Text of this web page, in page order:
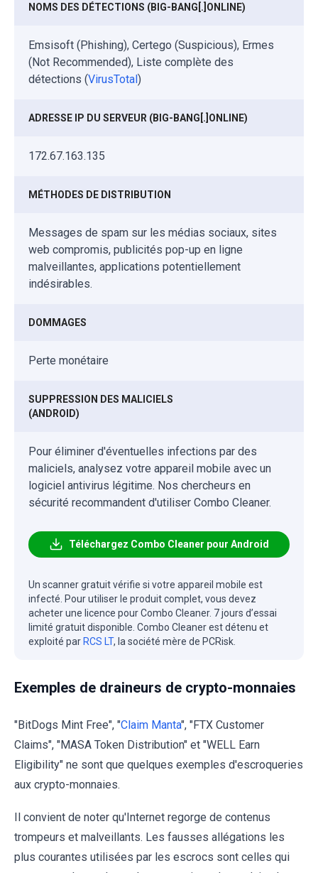
NOMS DES DÉTECTIONS (BIG-BANG[.]ONLINE)
Emsisoft (Phishing), Certego (Suspicious), Ermes
(Not Recommended), Liste complète des
détections (VirusTotal)
ADRESSE IP DU SERVEUR (BIG-BANG[.]ONLINE)
172.67.163.135
MÉTHODES DE DISTRIBUTION
Messages de spam sur les médias sociaux, sites
web compromis, publicités pop-up en ligne
malveillantes, applications potentiellement
indésirables.
DOMMAGES
Perte monétaire
SUPPRESSION DES MALICIELS
(ANDROID)
Pour éliminer d'éventuelles infections par des
maliciels, analysez votre appareil mobile avec un
logiciel antivirus légitime. Nos chercheurs en
sécurité recommandent d'utiliser Combo Cleaner.
Téléchargez Combo Cleaner pour Android
Un scanner gratuit vérifie si votre appareil mobile est
infecté. Pour utiliser le produit complet, vous devez
acheter une licence pour Combo Cleaner. 7 jours d’essai
limité gratuit disponible. Combo Cleaner est détenu et
exploité par RCS LT, la société mère de PCRisk.
Exemples de draineurs de crypto-monnaies
"BitDogs Mint Free", "Claim Manta", "FTX Customer
Claims", "MASA Token Distribution" et "WELL Earn
Eligibility" ne sont que quelques exemples d'escroqueries
aux crypto-monnaies.
Il convient de noter qu'Internet regorge de contenus
trompeurs et malveillants. Les fausses allégations les
plus courantes utilisées par les escrocs sont celles qui